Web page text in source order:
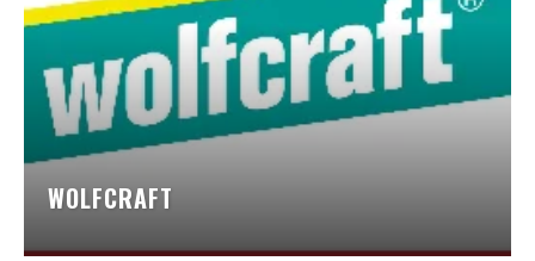
WOLFCRAFT